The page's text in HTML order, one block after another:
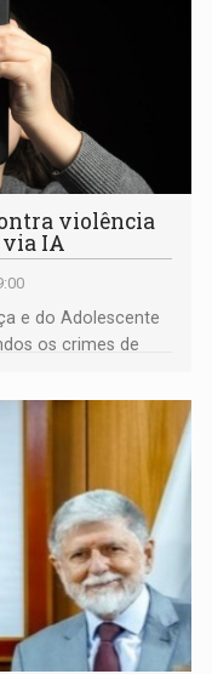
violência
IA
e do Adolescente
os crimes de